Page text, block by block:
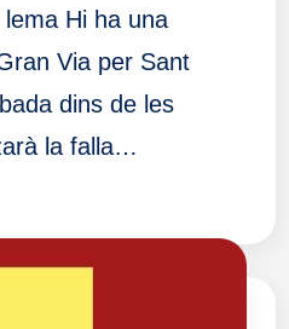
Hi ha una
Via per Sant
dins de les
la falla…